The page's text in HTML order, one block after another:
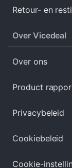
Retour- en
Over Vicedeal
Over ons
Product
Privacybeleid
Cookiebeleid
Cookie-